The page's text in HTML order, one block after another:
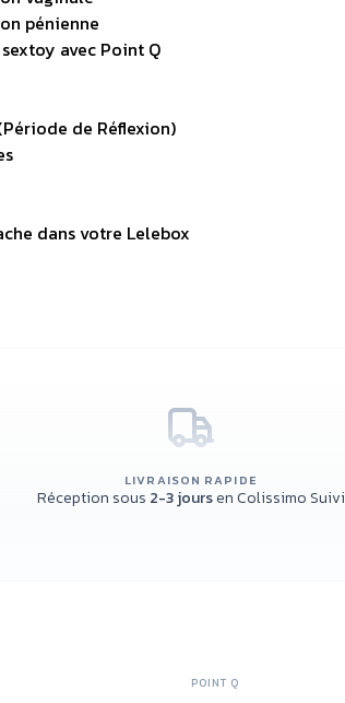
pénienne
avec Point Q
de Réflexion)
dans votre Lelebox
LIVRAISON RAPIDE
Réception sous 2-3 joursen Colissimo Suivi
POINT Q